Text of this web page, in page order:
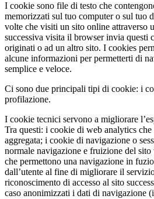
I cookie sono file di testo che
memorizzati sul tuo computer o sul tuo
volte che visiti un sito online attraverso
successiva visita il browser invia questi
originati o ad un altro sito. I cookies
alcune informazioni per permetterti di
semplice e veloce.
Ci sono due principali tipi di cookie: i
profilazione.
I cookie tecnici servono a migliorare
Tra questi: i cookie di web analytics
aggregata; i cookie di navigazione o
normale navigazione e fruizione del
che permettono una navigazione in
dall’utente al fine di migliorare il
riconoscimento di accesso al sito
caso anonimizzati i dati di navigazione